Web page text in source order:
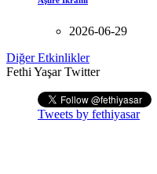
2026-06-29
Diğer Etkinlikler
Fethi Yaşar Twitter
Tweets by fethiyasar